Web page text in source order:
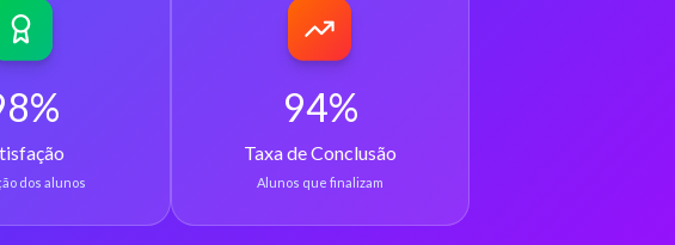
dos alunos
94%
Taxa de Conclusão
Alunos que finalizam